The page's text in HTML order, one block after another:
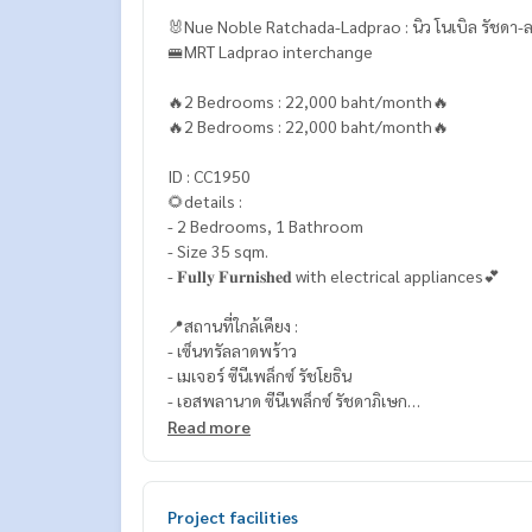
🐰Nue Noble Ratchada-Ladprao : นิว โนเบิล รัชดา-
🚝MRT Ladprao interchange
🔥2 Bedrooms : 22,000 baht/month🔥
🔥2 Bedrooms : 22,000 baht/month🔥
ID : CC1950
🌻details :
- 2 Bedrooms, 1 Bathroom
- Size 35 sqm.
- 𝐅𝐮𝐥𝐥𝐲 𝐅𝐮𝐫𝐧𝐢𝐬𝐡𝐞𝐝 with electrical appliances💕
📍สถานที่ใกล้เคียง :
- เซ็นทรัลลาดพร้าว
- เมเจอร์ ซีนีเพล็กซ์ รัชโยธิน
- เอสพลานาด ซีนีเพล็กซ์ รัชดาภิเษก
- ม.ราชภัฏจันทรเกษม
Read more
Project facilities